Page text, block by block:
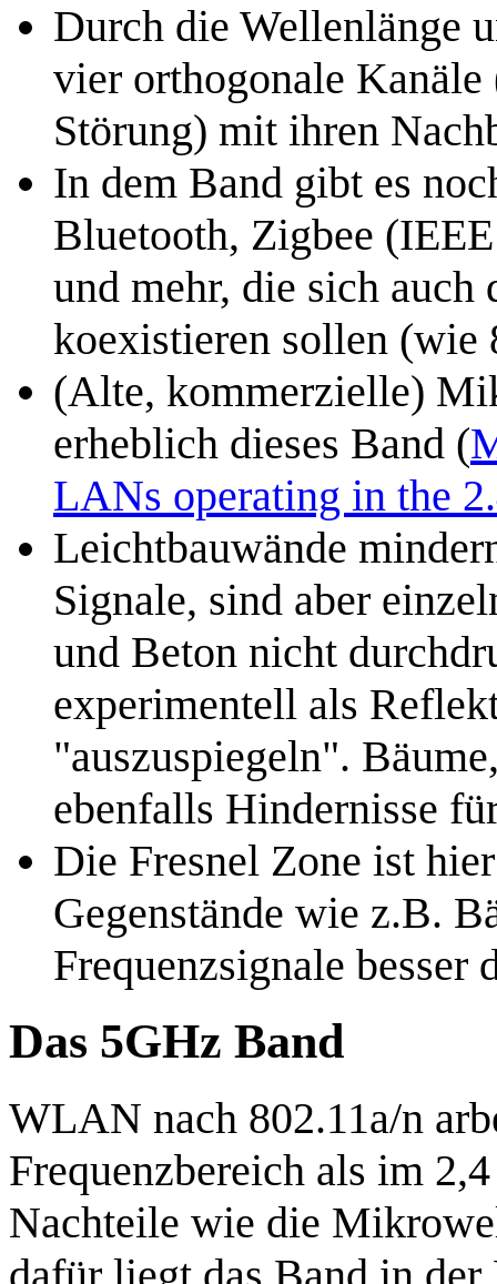
Durch die Wellenlänge
vier orthogonale
Störung) mit ihren
In dem Band gibt es
Bluetooth, Zigbee
und mehr, die sich auch
koexistieren sollen (wie
(Alte, kommerzielle)
erheblich dieses Band (
LANs operating in the
Leichtbauwände
Signale, sind aber
und Beton nicht
experimentell als
"auszuspiegeln".
ebenfalls Hindernisse
Die Fresnel Zone ist
Gegenstände wie z.B.
Frequenzsignale
Das 5GHz Band
WLAN nach 802.11a/n
Frequenzbereich als im
Nachteile wie die